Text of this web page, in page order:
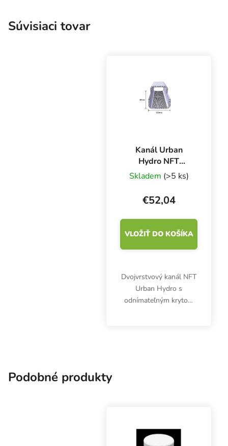
Súvisiaci tovar
Kanál Urban
Hydro NFT
100x80 mm - bez
otvoru, 2 vrstvy,
čierny vnútri, 250
cm
Skladem (>5 ks)
€52,04
VLOŽIŤ DO KOŠÍKA
Dvojvrstvový kanál NFT
Urban Hydro s
odnímateľným krytom
Podobné produkty